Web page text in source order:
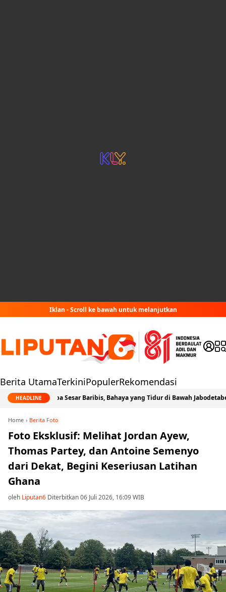
Iklan - Scroll ke bawah untuk melanjutkan
Berita UtamaTerkiniPopulerRekomendasi
HEADLINE
Sesar Baribis, Bahaya yang Tidur di Bawah Jabodetabek
Home Berita Foto
Foto Eksklusif: Melihat Jordan Ayew,
Thomas Partey, dan Antoine Semenyo
dari Dekat, Begini Keseriusan Latihan
Ghana
oleh Liputan6 Diterbitkan 06 Juli 2026, 16:09 WIB